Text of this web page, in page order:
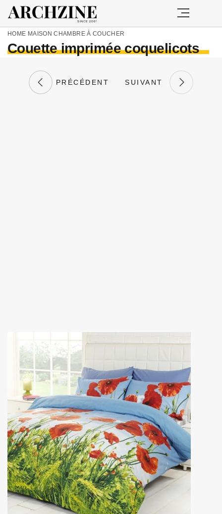
HOME MAISON CHAMBRE À COUCHER
Couette imprimée coquelicots
PRÉCÉDENT SUIVANT